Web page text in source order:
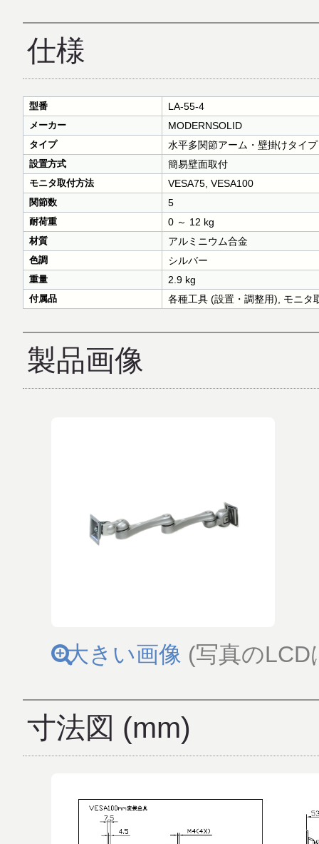
仕様
型番 LA-55-4
メーカー MODERNSOLID
タイプ 水平多関節アーム・壁掛けタイプ
設置方式 簡易壁面取付
モニタ取付方法 VESA75, VESA100
関節数 5
耐荷重 0 ～ 12 kg
材質 アルミニウム合金
色調 シルバー
重量 2.9 kg
付属品 各種工具 (設置・調整用), モニタ
製品画像
大きい画像 (写真の
寸法図 (mm)